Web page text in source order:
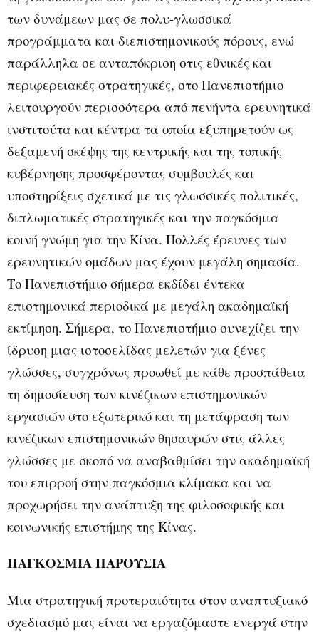
των δυνάμεων μας σε πολυ-γλωσσικά
προγράμματα και διεπιστημονικούς πόρους, ενώ
παράλληλα σε ανταπόκριση στις εθνικές και
περιφερειακές στρατηγικές, στο Πανεπιστήμιο
λειτουργούν περισσότερα από πενήντα ερευνητικά
ινστιτούτα και κέντρα τα οποία εξυπηρετούν ως
δεξαμενή σκέψης της κεντρικής και της τοπικής
κυβέρνησης προσφέροντας συμβουλές και
υποστηρίξεις σχετικά με τις γλωσσικές πολιτικές,
διπλωματικές στρατηγικές και την παγκόσμια
κοινή γνώμη για την Κίνα. Πολλές έρευνες των
ερευνητικών ομάδων μας έχουν μεγάλη σημασία.
Το Πανεπιστήμιο σήμερα εκδίδει έντεκα
επιστημονικά περιοδικά με μεγάλη ακαδημαϊκή
εκτίμηση. Σήμερα, το Πανεπιστήμιο συνεχίζει την
ίδρυση μιας ιστοσελίδας μελετών για ξένες
γλώσσες, συγχρόνως προωθεί με κάθε προσπάθεια
τη δημοσίευση των κινέζικων επιστημονικών
εργασιών στο εξωτερικό και τη μετάφραση των
κινέζικων επιστημονικών θησαυρών στις άλλες
γλώσσες με σκοπό να αναβαθμίσει την ακαδημαϊκή
του επιρροή στην παγκόσμια κλίμακα και να
προχωρήσει την ανάπτυξη της φιλοσοφικής και
κοινωνικής επιστήμης της Κίνας.
ΠΑΓΚΟΣΜΙΑ ΠΑΡΟΥΣΙΑ
Μια στρατηγική προτεραιότητα στον αναπτυξιακό
σχεδιασμό μας είναι να εργαζόμαστε ενεργά στην